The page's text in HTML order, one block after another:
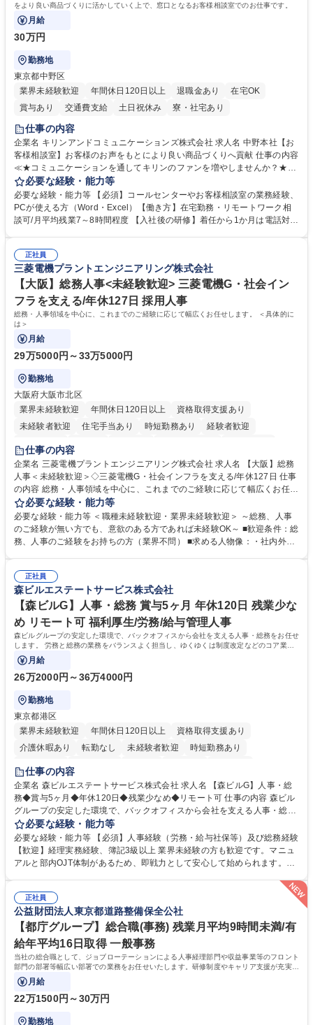
をより良い商品づくりに活かしていく上で、窓口となるお客様相談室でのお仕事です。
月給
30万円
勤務地
東京都中野区
業界未経験歓迎
年間休日120日以上 退職金あり
在宅OK
賞与あり
交通費支給 土日祝休み 寮・社宅あり
仕事の内容
企業名 キリンアンドコミュニケーションズ株式会社 求人名 中野本社【お
客様相談室】お客様のお声をもとにより良い商品づくりへ貢献 仕事の内容
≪★コミュニケーションを通してキリンのファンを増やしませんか？★≫
お客様のお声をより良い商品づくりに活かしていく上で、窓口となるお客
様相談室でのお仕事です。 日々お客様からいただくキリングループへのご
意見を、企業活動に活かしています。お客様からの声に迅速かつ誠意をも
って対応、情報提供するとともにグループ内活動に反映しています。 【具
平均100件前後■メール・手紙：同上40件前後 募集職種 中野本社【お客様
相談室】お客様のお声をもとにより良い商品づくりへ貢献
必要な経験・能力等
必要な経験・能力等 【必須】コールセンターやお客様相談室の業務経験、
PCが使える方（Word・Excel）【働き方】在宅勤務・リモートワーク相
談可/月平均残業7～8時間程度 【入社後の研修】着任から1か月は電話対応
すのでご安心ください。 【当社について】キリングループの広報機能を担
う会社として、お客様との出会いを大切にし、磨き上げたホスピタリティ
を込めてコミュニケーションをとりながら広報関連業務を行っておりま
す。 学歴・資格 学歴：大学院 大学 高専 短大 専修学校 高校 語学力： 資
格：
正社員
三菱電機プラントエンジニアリング株式会社
【大阪】総務人事<未経験歓迎> 三菱電機G・社会イン
フラを支える/年休127日 採用人事
総務・人事領域を中心に、これまでのご経験に応じて幅広くお任せします。 ＜具体的に
は＞
月給
29万5000円～33万5000円
勤務地
大阪府大阪市北区
業界未経験歓迎
年間休日120日以上
資格取得支援あり
未経験者歓迎
住宅手当あり 時短勤務あり
経験者歓迎
退職金あり
駅近5分以内
土日祝休み 服装自由 寮・社宅あり 食事補助あり
仕事の内容
企業名 三菱電機プラントエンジニアリング株式会社 求人名 【大阪】総務
人事＜未経験歓迎＞◇三菱電機G・社会インフラを支える/年休127日 仕事
の内容 総務・人事領域を中心に、これまでのご経験に応じて幅広くお任せ
します。 ＜具体的には＞ ・総務/人事労務（給与・社保・勤怠管理など）
・採用・教育研修 ・福利厚生運用 など ※基本的には事務所勤務ですが、
採用や教育等の業務内容により、関西圏以外への日帰り・宿泊を伴う国内
出張もございます。 ※担当業務を持ちつつ、お互いに助け合いながら、総
必要な経験・能力等
必要な経験・能力等 ＜職種未経験歓迎・業界未経験歓迎＞ ～総務、人事
のご経験が無い方でも、意欲のある方であれば未経験OK～ ■歓迎条件：総
務、人事のご経験をお持ちの方（業界不問） ■求める人物像：・社内外の
正社員
森ビルエステートサービス株式会社
【森ビルG】人事・総務 賞与5ヶ月 年休120日 残業少な
め リモート可 福利厚生/労務/給与管理人事
森ビルグループの安定した環境で、バックオフィスから会社を支える人事・総務をお任せ
します。 労務と総務の業務をバランスよく担当し、ゆくゆくは制度改定などのコア業務
にも挑戦できる、やりがいある環境です。
月給
26万2000円～36万4000円
勤務地
東京都港区
業界未経験歓迎
年間休日120日以上
資格取得支援あり
介護休暇あり
転勤なし 未経験者歓迎
時短勤務あり
経験者歓迎
完全週休2日制
交通費支給 長期歓迎 駅近5分以内 土日祝休み
仕事の内容
企業名 森ビルエステートサービス株式会社 求人名 【森ビルG】人事・総
務◆賞与5ヶ月◆年休120日◆残業少なめ◆リモート可 仕事の内容 森ビル
グループの安定した環境で、バックオフィスから会社を支える人事・総務
をお任せします。 労務と総務の業務をバランスよく担当し、ゆくゆくは制
度改定などのコア業務にも挑戦できる、やりがいある環境です。 ■勤怠管
理、給与計算、社会保険手続き、年末調整等の労務管理全般 ■入退社手続
き、社内規定の改定や人事制度改定などのコア業務 ■社内イベントの企画
は部内のOJTを中心に、あなたの経験に合わせて不足している部分はいつ
でも質問・相談できる環境が整っているため、安心して成長できます。 募
集職種 【森ビルG】人事・総務◆賞与5ヶ月◆年休120日◆残業少なめ◆
リモート可
必要な経験・能力等
必要な経験・能力等 【必須】人事経験（労務・給与社保等）及び総務経験
【歓迎】経理実務経験、簿記3級以上 業界未経験の方も歓迎です。マニュ
アルと部内OJT体制があるため、即戦力として安心して始められます。
ます。定型業務に留まらず、社内規定や人事制度の改定など会社のコア業
務に挑戦できるため、自身の成長と組織への貢献度をダイレクトに実感で
きます。 残業少なめ、週1日リモート可など、ワークライフバランスを保
ち長期活躍できる環境です。 「これまでの幅広い経験を活かし、長期的な
キャリアを築きたい」という前向きな意欲と挑戦を全力で応援します。 学
歴・資格 学歴：大学院 大学 高専 短大 専修学校 高校 語学力： 資格：日商
簿記検定1級 日商簿記検定2級 日商簿記検定3級
正社員
公益財団法人東京都道路整備保全公社
【都庁グループ】総合職(事務) 残業月平均9時間未満/有
給年平均16日取得 一般事務
当社の総合職として、ジョブローテーションによる人事経理部門や収益事業等のフロント
部門の部署等幅広い部署での業務をお任せいたします。研修制度やキャリア支援が充実し
ております！ ※下記業務詳細
月給
22万1500円～30万円
勤務地